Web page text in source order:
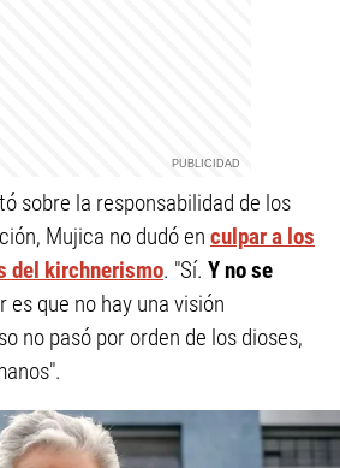
sobre la responsabilidad de los
Mujica no dudó en culpar a los
del kirchnerismo. "Sí. Y no se
es que no hay una visión
no pasó por orden de los dioses,